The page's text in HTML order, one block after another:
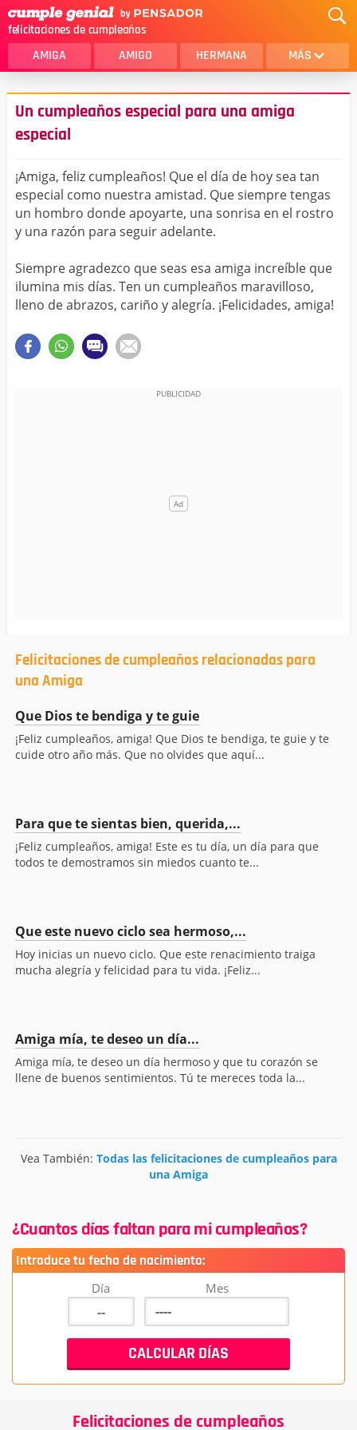
felicitaciones de cumpleaños
AMIGA AMIGO HERMANA MÁS
MAMA
AMOR
CRISTIANOS
HERMANO
HIJO
NOVIA
ESPOSO
TIA
CUÑADA
TODAS LAS CATEGORÍAS
Un cumpleaños especial para una amiga
especial
¡Amiga, feliz cumpleaños! Que el día de hoy sea tan
especial como nuestra amistad. Que siempre tengas
un hombro donde apoyarte, una sonrisa en el rostro
y una razón para seguir adelante.
Siempre agradezco que seas esa amiga increíble que
ilumina mis días. Ten un cumpleaños maravilloso,
lleno de abrazos, cariño y alegría. ¡Felicidades, amiga!
Felicitaciones de cumpleaños relacionadas para
una Amiga
Que Dios te bendiga y te guie
¡Feliz cumpleaños, amiga! Que Dios te bendiga, te guie y te
cuide otro año más. Que no olvides que aquí...
Para que te sientas bien, querida,...
¡Feliz cumpleaños, amiga! Este es tu día, un día para que
todos te demostramos sin miedos cuanto te...
Que este nuevo ciclo sea hermoso,...
Hoy inicias un nuevo ciclo. Que este renacimiento traiga
mucha alegría y felicidad para tu vida. ¡Feliz...
Amiga mía, te deseo un día...
Amiga mía, te deseo un día hermoso y que tu corazón se
llene de buenos sentimientos. Tú te mereces toda la...
Vea También: Todas las felicitaciones de cumpleaños para
una Amiga
¿Cuantos días faltan para mi cumpleaños?
Introduce tu fecha de nacimiento:
Día Mes
Felicitaciones de cumpleaños